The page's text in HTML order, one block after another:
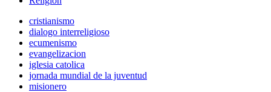
cristianismo
dialogo interreligioso
ecumenismo
evangelizacion
iglesia catolica
jornada mundial de la juventud
misionero